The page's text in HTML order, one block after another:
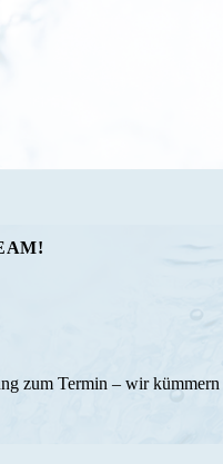
zum Termin – wir